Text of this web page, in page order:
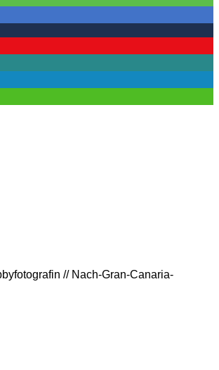
// Nach-Gran-Canaria-